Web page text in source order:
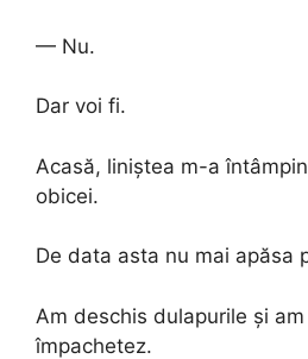
— Nu.
Dar voi fi.
Acasă, liniștea m-a
obicei.
De data asta nu mai apăsa
Am deschis dulapurile și
împachetez.